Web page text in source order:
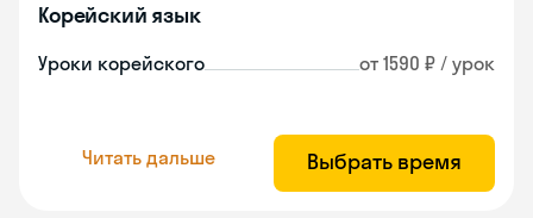
Корейский язык
Уроки корейского от 1590 ₽ / урок
Читать дальше Выбрать время